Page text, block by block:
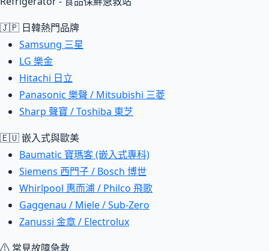
🇯🇵 日韓熱門品牌
Samsung 三星
LG 樂金
Hitachi 日立
Panasonic 樂聲 / Mitsubishi 三菱
Sharp 聲寶 / Toshiba 東芝
🇪🇺 嵌入式與歐美
Baumatic 寶瑪客 (嵌入式專科)
Siemens 西門子 / Bosch 博世
Whirlpool 惠而浦 / Philco 飛歌
Gaggenau / Miele / Sub-Zero
Zanussi 金章 / Electrolux
⚠ 常見故障急救